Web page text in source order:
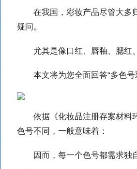
在我国，彩妆产品尽管大多归
疑问。
尤其是像口红、唇釉、腮红、
本文将为您全面回答“多色号
依据《化妆品注册存案材料环
色号不同，一般意味着：
因而，每一个色号都需求独自